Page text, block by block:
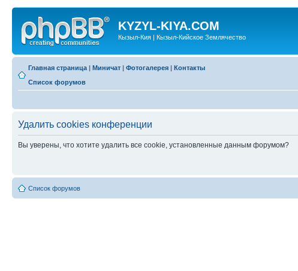
KYZYL-KIYA.COM
Кызыл-Кия | Кызыл-Кийское Землячество
Главная страница | Миничат | Фотогалерея | Контакты
Список форумов
Удалить cookies конференции
Вы уверены, что хотите удалить все cookie, установленные данным форумом?
Список форумов